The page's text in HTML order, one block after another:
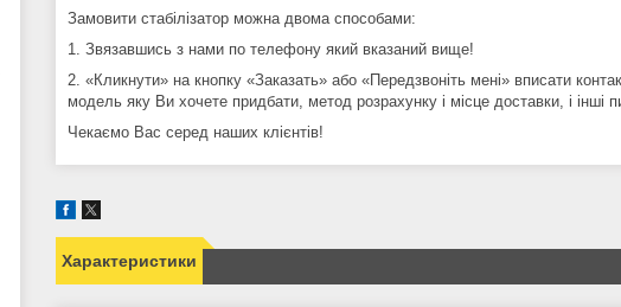
Замовити стабілізатор можна двома способами:
1. Звязавшись з нами по телефону який вказаний вище!
2. «Кликнути» на кнопку «Заказать» або «Передзвоніть мені» вписати
модель яку Ви хочете придбати, метод розрахунку і місце доставки, і інші
Чекаємо Вас серед наших клієнтів!
Характеристики